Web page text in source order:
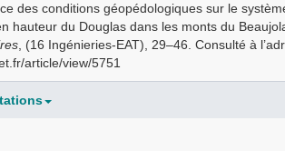
des conditions géopédologiques sur le
hauteur du Douglas dans les monts du
, (16 Ingénieries-EAT), 29–46. Consulté à
article/view/5751